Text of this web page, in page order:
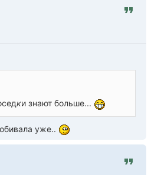
ки знают больше...
уже..